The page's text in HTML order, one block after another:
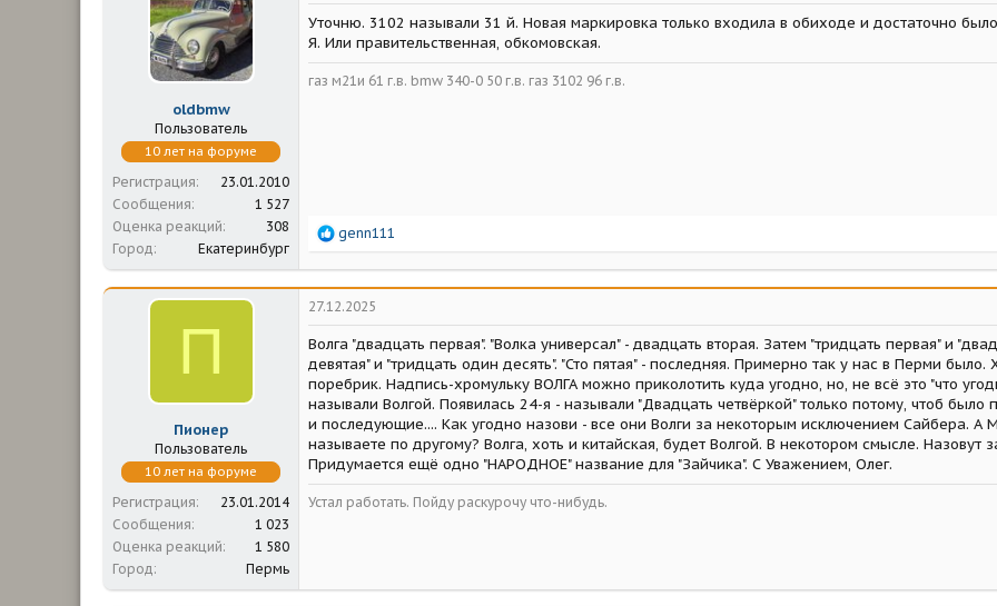
а
л
а
oldbmw
Пользователь
10 лет на форуме
Регистрация
23.01.2010
Сообщения
1 527
Оценка реакций
308
Город
Екатеринбург
Уточню. 3102 называли 31 й. Новая маркировка только входила в обиходе и достаточно
Я. Или правительственная, обкомовская.
газ м21и 61 г.в. bmw 340-0 50 г.в. газ 3102 96 г.в.
Р
а
к
ц
и
genn111
П
Пионер
Пользователь
10 лет на форуме
Регистрация
23.01.2014
Сообщения
1 023
Оценка реакций
1 580
Город
Пермь
27.12.2025
Волга "двадцать первая". "Волка универсал" - двадцать вторая. Затем "тридцать первая" и
девятая" и "тридцать один десять". "Сто пятая" - последняя. Примерно так у нас в Перми
поребрик. Надпись-хромульку ВОЛГА можно приколотить куда угодно, но, не всё это "что
называли Волгой. Появилась 24-я - называли "Двадцать четвёркой" только потому, чтоб
и последующие.... Как угодно назови - все они Волги за некоторым исключением Сайбера. А
называете по другому? Волга, хоть и китайская, будет Волгой. В некотором смысле. Назовут
Придумается ещё одно "НАРОДНОЕ" название для "Зайчика". С Уважением, Олег.
Устал работать. Пойду раскурочу что-нибудь.